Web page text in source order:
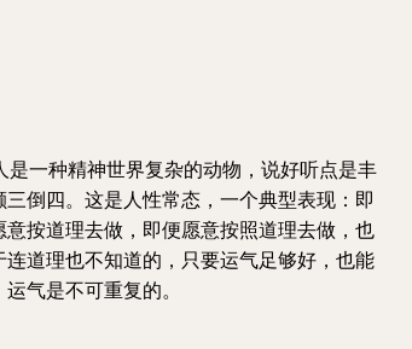
是一种精神世界复杂的动物，说好听点是丰
倒四。这是人性常态，一个典型表现：即
按道理去做，即便愿意按照道理去做，也
道理也不知道的，只要运气足够好，也能
气是不可重复的。